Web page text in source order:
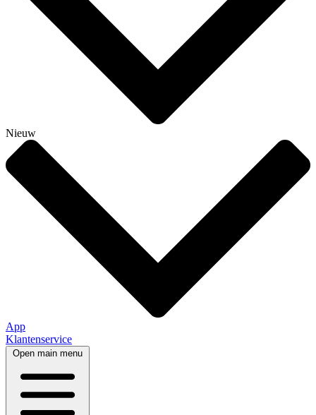
Nieuw
App
Klantenservice
Open main menu